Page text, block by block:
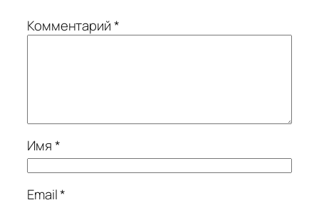
Комментарий*
Имя*
Email*